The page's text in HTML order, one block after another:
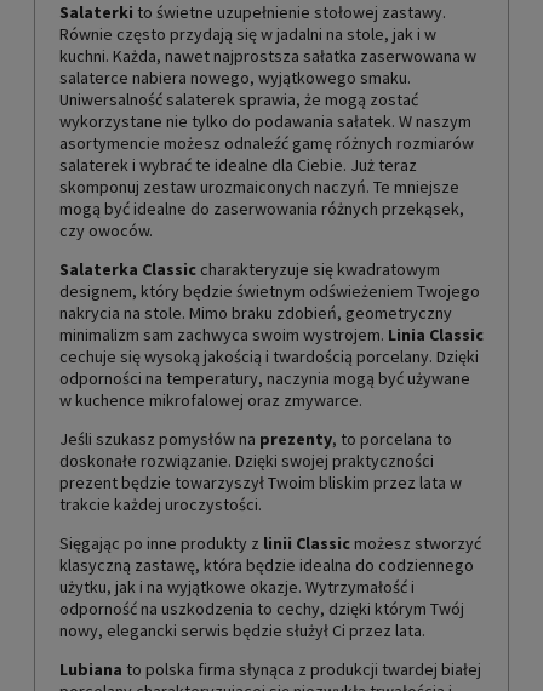
Salaterki to świetne uzupełnienie stołowej zastawy.
Równie często przydają się w jadalni na stole, jak i w
kuchni. Każda, nawet najprostsza sałatka zaserwowana w
salaterce nabiera nowego, wyjątkowego smaku.
Uniwersalność salaterek sprawia, że mogą zostać
wykorzystane nie tylko do podawania sałatek. W naszym
asortymencie możesz odnaleźć gamę różnych rozmiarów
salaterek i wybrać te idealne dla Ciebie. Już teraz
skomponuj zestaw urozmaiconych naczyń. Te mniejsze
mogą być idealne do zaserwowania różnych przekąsek,
czy owoców.
Salaterka Classic charakteryzuje się kwadratowym
designem, który będzie świetnym odświeżeniem Twojego
nakrycia na stole. Mimo braku zdobień, geometryczny
minimalizm sam zachwyca swoim wystrojem. Linia Classic
cechuje się wysoką jakością i twardością porcelany. Dzięki
odporności na temperatury, naczynia mogą być używane
w kuchence mikrofalowej oraz zmywarce.
Jeśli szukasz pomysłów na prezenty, to porcelana to
doskonałe rozwiązanie. Dzięki swojej praktyczności
prezent będzie towarzyszył Twoim bliskim przez lata w
trakcie każdej uroczystości.
Sięgając po inne produkty z linii Classic możesz stworzyć
klasyczną zastawę, która będzie idealna do codziennego
użytku, jak i na wyjątkowe okazje. Wytrzymałość i
odporność na uszkodzenia to cechy, dzięki którym Twój
nowy, elegancki serwis będzie służył Ci przez lata.
Lubiana to polska firma słynąca z produkcji twardej białej